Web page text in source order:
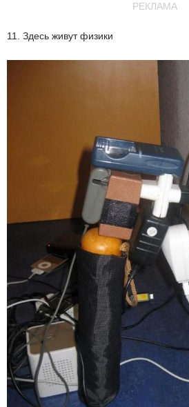
РЕКЛАМА
11. Здесь живут физики